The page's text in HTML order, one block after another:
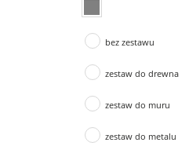
bez zestawu
zestaw do drewna
zestaw do muru
zestaw do metalu